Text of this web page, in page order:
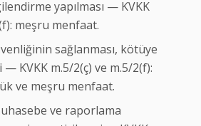
yapılması — KVKK
meşru menfaat.
sağlanması, kötüye
— KVKK m.5/2(ç) ve m.5/2(f):
ve meşru menfaat.
ve raporlama